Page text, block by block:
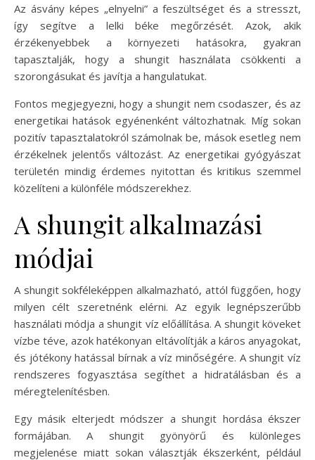
Az ásvány képes „elnyelni” a feszültséget és a stresszt,
így segítve a lelki béke megőrzését. Azok, akik
érzékenyebbek a környezeti hatásokra, gyakran
tapasztalják, hogy a shungit használata csökkenti a
szorongásukat és javítja a hangulatukat.
Fontos megjegyezni, hogy a shungit nem csodaszer, és az
energetikai hatások egyénenként változhatnak. Míg sokan
pozitív tapasztalatokról számolnak be, mások esetleg nem
érzékelnek jelentős változást. Az energetikai gyógyászat
területén mindig érdemes nyitottan és kritikus szemmel
közelíteni a különféle módszerekhez.
A shungit alkalmazási
módjai
A shungit sokféleképpen alkalmazható, attól függően, hogy
milyen célt szeretnénk elérni. Az egyik legnépszerűbb
használati módja a shungit víz előállítása. A shungit köveket
vízbe téve, azok hatékonyan eltávolítják a káros anyagokat,
és jótékony hatással bírnak a víz minőségére. A shungit víz
rendszeres fogyasztása segíthet a hidratálásban és a
méregtelenítésben.
Egy másik elterjedt módszer a shungit hordása ékszer
formájában. A shungit gyönyörű és különleges
megjelenése miatt sokan választják ékszerként, például